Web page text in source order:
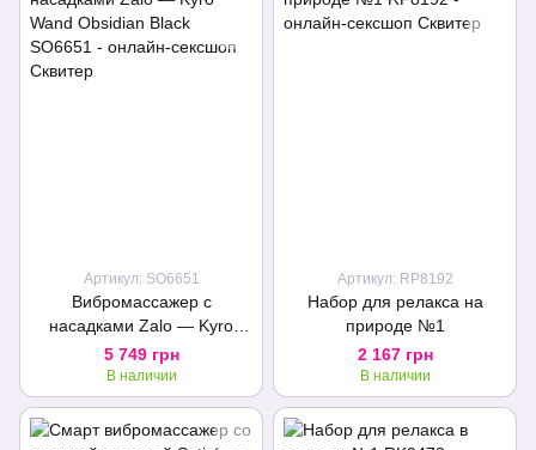
Артикул: SO6651
Вибромассажер с
насадками Zalo — Kyro
Wand Obsidian Black
5 749 грн
В наличии
Артикул: RP8192
Набор для релакса на
природе №1
2 167 грн
В наличии